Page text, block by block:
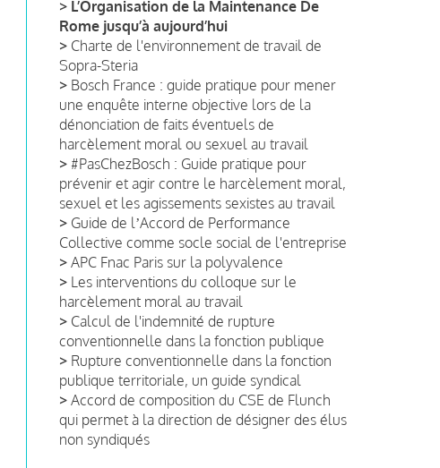
> L’Organisation de la Maintenance De
Rome jusqu’à aujourd’hui
> Charte de l'environnement de travail de
Sopra-Steria
> Bosch France : guide pratique pour mener
une enquête interne objective lors de la
dénonciation de faits éventuels de
harcèlement moral ou sexuel au travail
> #PasChezBosch : Guide pratique pour
prévenir et agir contre le harcèlement moral,
sexuel et les agissements sexistes au travail
> Guide de lʼAccord de Performance
Collective comme socle social de l'entreprise
> APC Fnac Paris sur la polyvalence
> Les interventions du colloque sur le
harcèlement moral au travail
> Calcul de l'indemnité de rupture
conventionnelle dans la fonction publique
> Rupture conventionnelle dans la fonction
publique territoriale, un guide syndical
> Accord de composition du CSE de Flunch
qui permet à la direction de désigner des élus
non syndiqués